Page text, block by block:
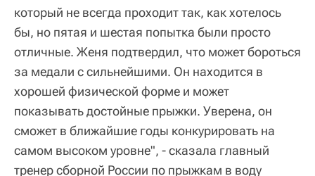
тренер сборной России по прыжкам в воду
Светлана МоисееваРИА Новости.
Победил китаец Се Сыи (Китай) - 558,75 балла,
второе место занял его соотечественник Ван
Цзунъюань - 534,90, третье - британец
(518 баллов). Результат Кузнецова - 461,90.